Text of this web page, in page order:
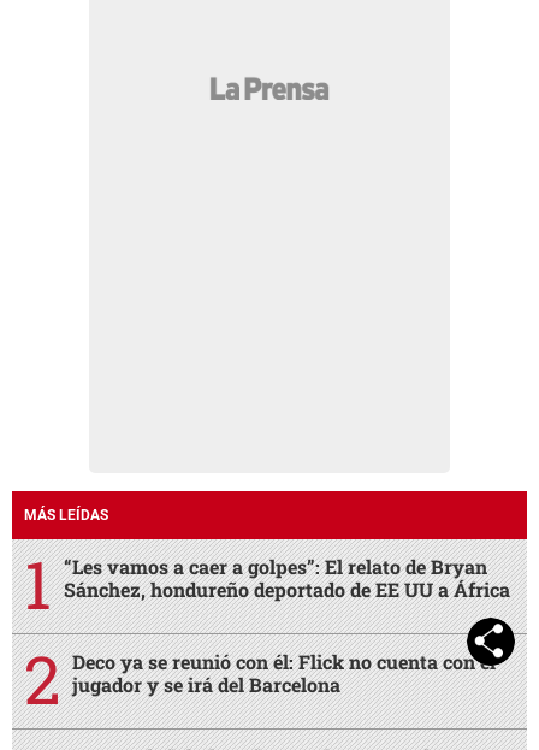
MÁS LEÍDAS
“Les vamos a caer a golpes”: El relato de Bryan
Sánchez, hondureño deportado de EE UU a África
Deco ya se reunió con él: Flick no cuenta con el
jugador y se irá del Barcelona